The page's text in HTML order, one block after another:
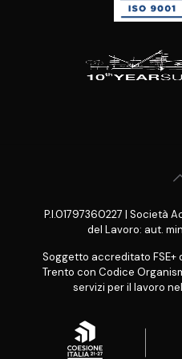
P.I.01797360227 | Società
del Lavoro: aut.
Soggetto accreditato FSE+
Trento con Codice
servizi per il lavoro